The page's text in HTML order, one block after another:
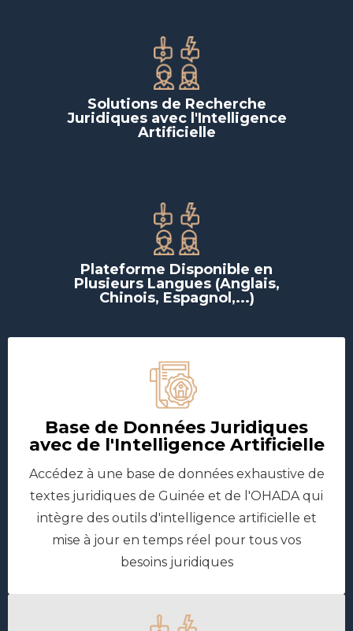
Solutions de Recherche
Juridiques avec l'Intelligence
Artificielle
Plateforme Disponible en
Plusieurs Langues (Anglais,
Chinois, Espagnol,...)
Base de Données Juridiques
avec de l'Intelligence Artificielle
Accédez à une base de données exhaustive de
textes juridiques de Guinée et de l'OHADA qui
intègre des outils d'intelligence artificielle et
mise à jour en temps réel pour tous vos
besoins juridiques